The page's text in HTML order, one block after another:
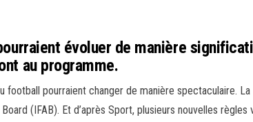
évoluer de manière
au programme.
football pourraient changer de manière spectaculaire.
Board (IFAB). Et d’après Sport, plusieurs nouvelles